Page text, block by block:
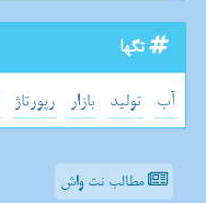
تگها
آب تولید بازار رپورتاژ
مطالب نت واش